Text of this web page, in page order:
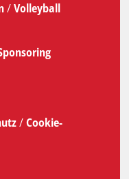
/Volleyball
/Cookie-